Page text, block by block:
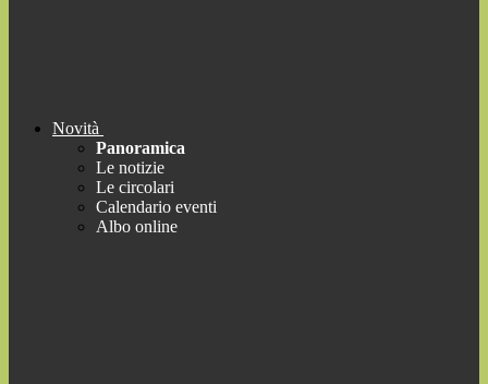
Novità
Panoramica
Le notizie
Le circolari
Calendario eventi
Albo online